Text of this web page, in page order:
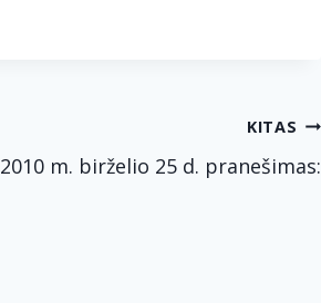
KITAS
2010 m. birželio 25 d. pranešimas: